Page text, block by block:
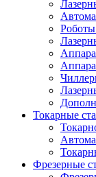
Роботы
Токарные
Фрезерные